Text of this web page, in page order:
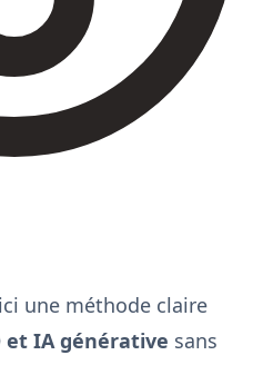
une méthode claire
et IA générative sans